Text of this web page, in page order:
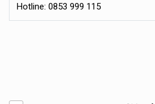
Hotline: 0853 999 115